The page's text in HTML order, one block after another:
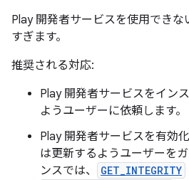
Play 開発者サービスを使用でき
すぎます。
推奨される対応:
Play 開発者サービスをイン
ようユーザーに依頼します。
Play 開発者サービスを有効
は更新するようユーザーを
ンスでは、
GET_INTEGRITY